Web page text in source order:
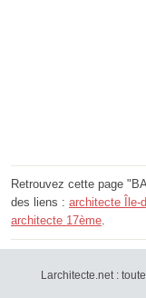
Retrouvez cette page
des liens : architecte Île-
architecte 17ème.
Larchitecte.net :